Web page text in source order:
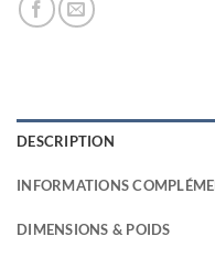
DESCRIPTION
INFORMATIONS
DIMENSIONS & POIDS